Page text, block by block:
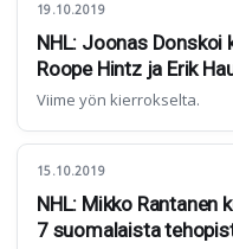
19.10.2019
NHL: Joonas Donskoi
Roope Hintz ja Erik
Viime yön kierrokselta.
15.10.2019
NHL: Mikko Rantanen
7 suomalaista